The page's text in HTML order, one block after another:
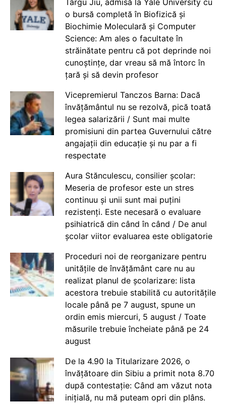
Târgu Jiu, admisă la Yale University cu
o bursă completă în Biofizică și
Biochimie Moleculară și Computer
Science: Am ales o facultate în
străinătate pentru că pot deprinde noi
cunoștințe, dar vreau să mă întorc în
țară și să devin profesor
Vicepremierul Tanczos Barna: Dacă
învățământul nu se rezolvă, pică toată
legea salarizării / Sunt mai multe
promisiuni din partea Guvernului către
angajații din educație și nu par a fi
respectate
Aura Stănculescu, consilier școlar:
Meseria de profesor este un stres
continuu și unii sunt mai puțini
rezistenți. Este necesară o evaluare
psihiatrică din când în când / De anul
școlar viitor evaluarea este obligatorie
Proceduri noi de reorganizare pentru
unitățile de învățământ care nu au
realizat planul de școlarizare: lista
acestora trebuie stabilită cu autoritățile
locale până pe 7 august, spune un
ordin emis miercuri, 5 august / Toate
măsurile trebuie încheiate până pe 24
august
De la 4.90 la Titularizare 2026, o
învățătoare din Sibiu a primit nota 8.70
după contestație: Când am văzut nota
inițială, nu mă puteam opri din plâns.